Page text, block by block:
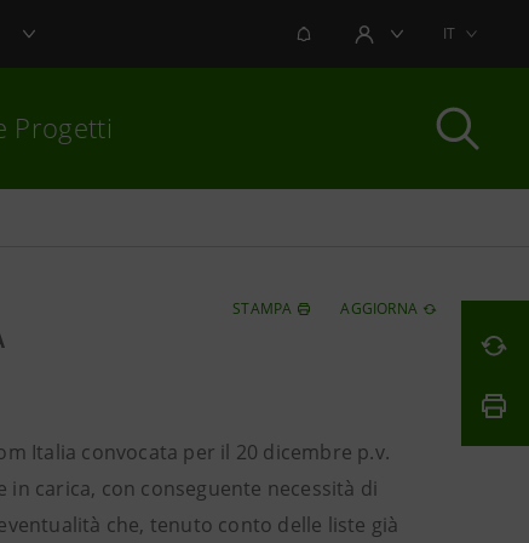
NOTIFICHEAREA UTENTEIT
Progetti
STAMPA AGGIORNA
Italia convocata per il 20 dicembre p.v.
carica, con conseguente necessità di
che, tenuto conto delle liste già